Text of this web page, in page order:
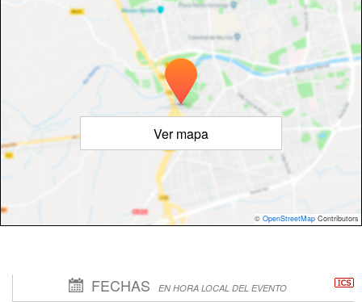
Ver mapa
© OpenStreetMap Contributors
FECHAS EN HORA LOCAL DEL EVENTO